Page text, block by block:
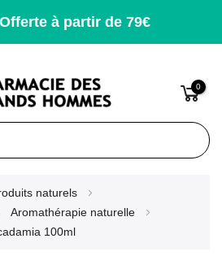
à partir de 79€
0
naturels
Aromathérapie naturelle
100ml